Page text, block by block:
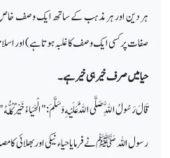
ہر دین اور ہر مذہب کے ساتھ ایک وصف خاص
صفات پر کسی ایک وصف کاغلبہ ہوتا ہے) اور
حیا میں صرف خیر ہی خیر ہے۔
قَالَ رَسُولُ اللَّهِ صَلَّى اللَّهُ عَلَيْهِ وَسَلَّمَ : " الْحَيَاءُ خَيْرٌ
رسول اللہ ﷺ نے فرمایا حیاء نیکی اور بھلائی